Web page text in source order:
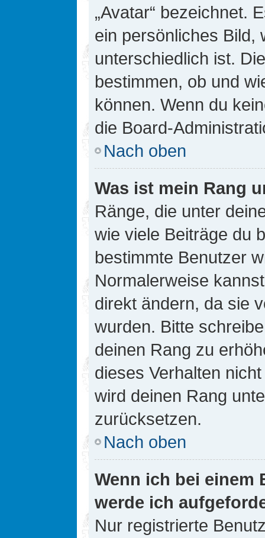
„Avatar“ bezeichnet.
ein persönliches Bild,
unterschiedlich ist.
bestimmen, ob und
können. Wenn du
die Board-
Nach oben
Was ist mein Rang
Ränge, die unter
wie viele Beiträge du
bestimmte Benutzer
Normalerweise
direkt ändern, da sie
wurden. Bitte
deinen Rang zu
dieses Verhalten
wird deinen Rang
zurücksetzen.
Nach oben
Wenn ich bei einem
werde ich
Nur registrierte